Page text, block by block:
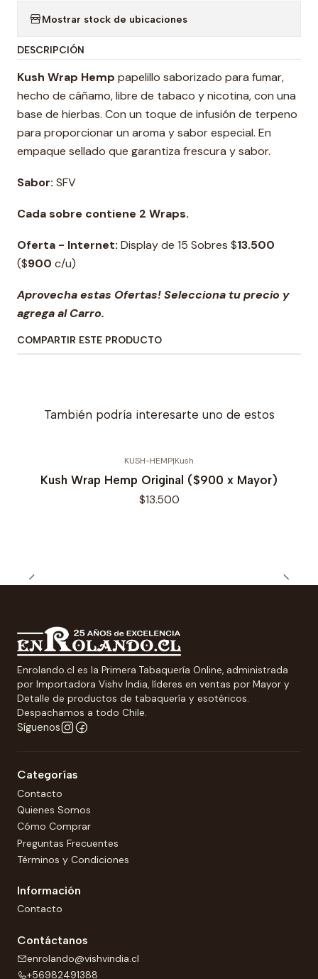
Mostrar stock de ubicaciones
DESCRIPCIÓN
Kush Wrap Hemp papelillo saborizado para fumar,
hecho de cáñamo, libre de tabaco y nicotina, con una
base de hierbas. Con un toque de infusión de terpeno
para proporcionar un aroma y sabor especial. En
empaque sellado que garantiza frescura y sabor.
Sabor: SFV
Cada sobre contiene 2 Wraps.
Oferta - Internet: Display de 15 Sobres $13.500
($900 c/u)
Aprovecha estas Ofertas! Selecciona tu precio y
agrega al Carro.
COMPARTIR ESTE PRODUCTO
También podría interesarte uno de estos
KUSH-HEMP|Kush
Kush Wrap Hemp Original ($900 x Mayor)
$13.500
Enrolando.cl es la Primera Tabaquería Online, administrada
por Importadora Vishv India, líderes en ventas por Mayor y
Detalle de productos de tabaquería y esotéricos.
Despachamos a todo Chile.
Síguenos
Categorías
Contacto
Quienes Somos
Cómo Comprar
Preguntas Frecuentes
Términos y Condiciones
Información
Contacto
Contáctanos
enrolando@vishvindia.cl
+56982491388